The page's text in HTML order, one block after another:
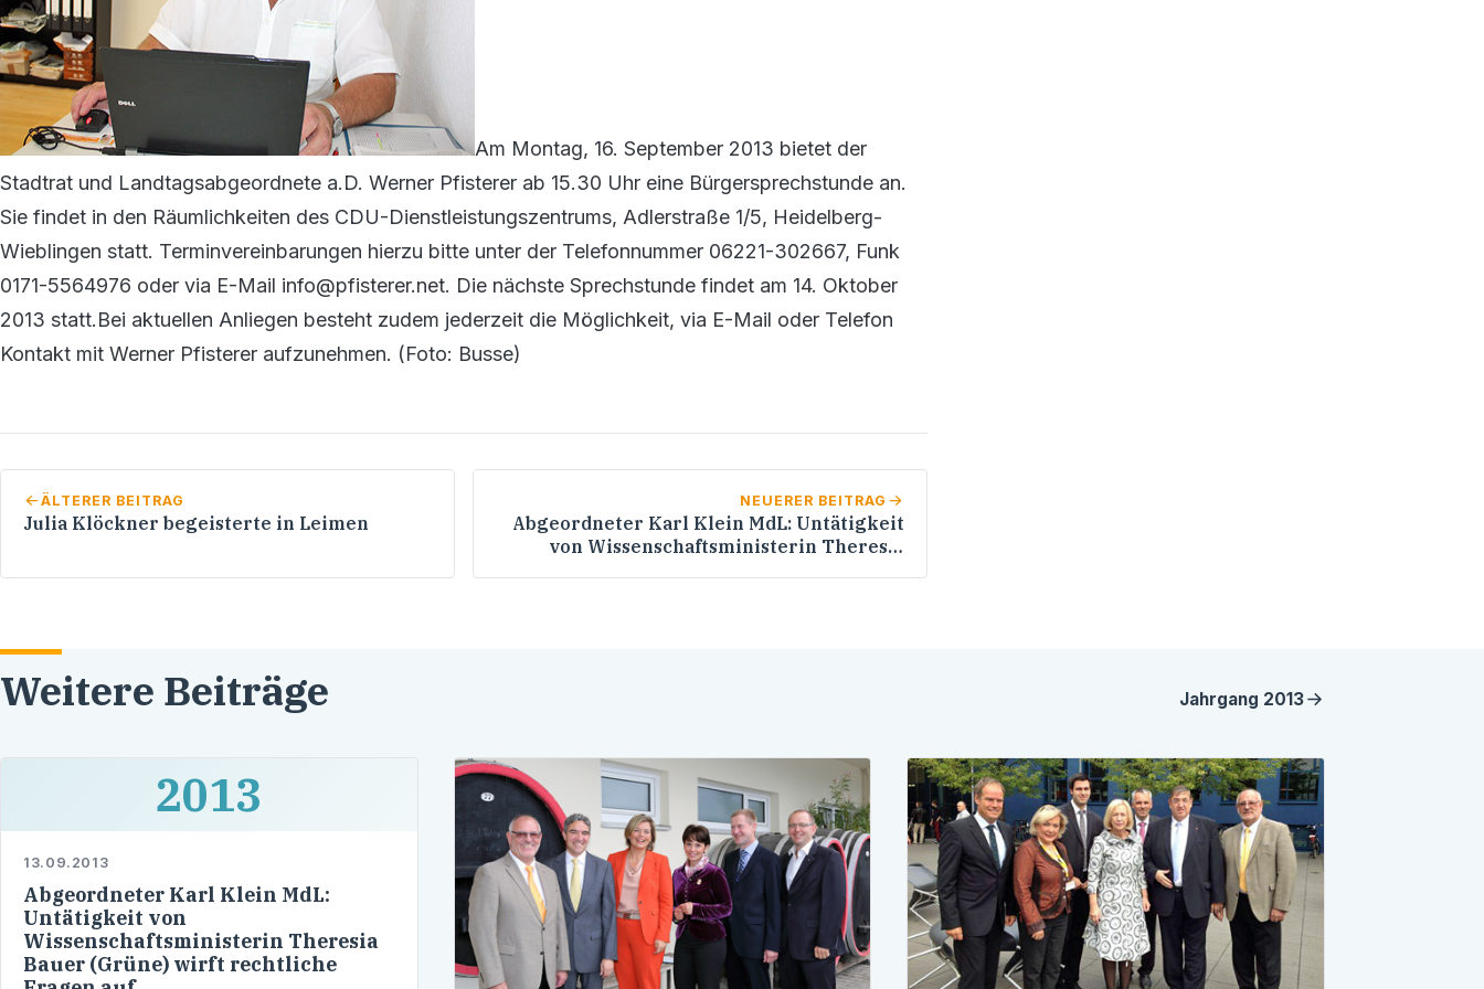
Am Montag, 16. September 2013 bietet der
Stadtrat und Landtagsabgeordnete a.D. Werner Pfisterer ab 15.30 Uhr eine Bürgersprechstunde an.
Sie findet in den Räumlichkeiten des CDU-Dienstleistungszentrums, Adlerstraße 1/5, Heidelberg-
Wieblingen statt. Terminvereinbarungen hierzu bitte unter der Telefonnummer 06221-302667, Funk
0171-5564976 oder via E-Mail info@pfisterer.net. Die nächste Sprechstunde findet am 14. Oktober
2013 statt.Bei aktuellen Anliegen besteht zudem jederzeit die Möglichkeit, via E-Mail oder Telefon
Kontakt mit Werner Pfisterer aufzunehmen. (Foto: Busse)
ÄLTERER BEITRAG
Julia Klöckner begeisterte in Leimen
NEUERER BEITRAG
Abgeordneter Karl Klein MdL: Untätigkeit
von Wissenschaftsministerin Theresia
Weitere Beiträge Jahrgang 2013
2013
13.09.2013
Abgeordneter Karl Klein MdL:
Untätigkeit von
Wissenschaftsministerin Theresia
Bauer (Grüne) wirft rechtliche